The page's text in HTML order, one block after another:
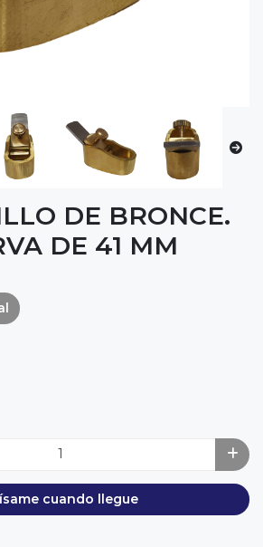
DE BRONCE.
DE 41 MM
cuando llegue